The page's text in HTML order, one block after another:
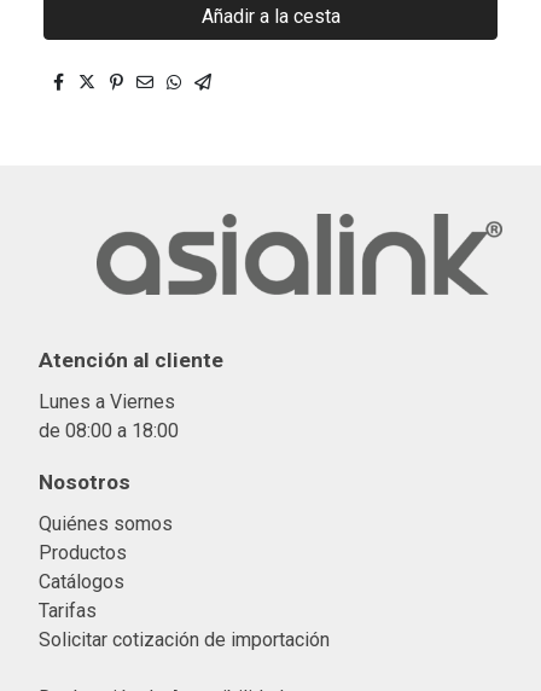
Añadir a la cesta
Atención al cliente
Lunes a Viernes
de 08:00 a 18:00
Nosotros
Quiénes somos
Productos
Catálogos
Tarifas
Solicitar cotización de importación